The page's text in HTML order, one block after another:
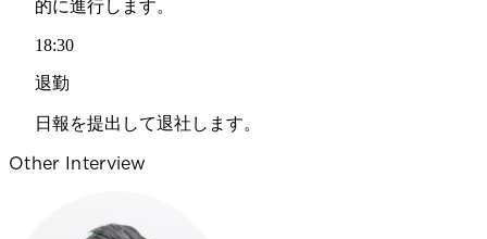
的に進行します。
18:30
退勤
日報を提出して退社します。
Other Interview